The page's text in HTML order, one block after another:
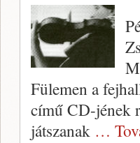
Fülemen a
című CD-jének
játszanak …